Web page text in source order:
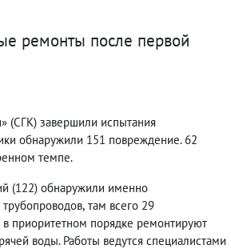
ремонты после первой
(СГК) завершили испытания
обнаружили 151 повреждение. 62
темпе.
(122) обнаружили именно
трубопроводов, там всего 29
приоритетном порядке ремонтируют
воды. Работы ведутся специалистами